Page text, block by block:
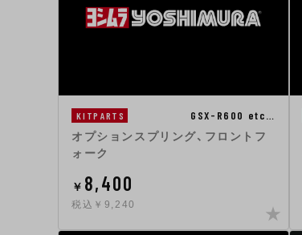
KITPARTS GSX-R600 etc…
オプションスプリング、フロントフ
ォーク
￥ 8,400
税込￥9,240